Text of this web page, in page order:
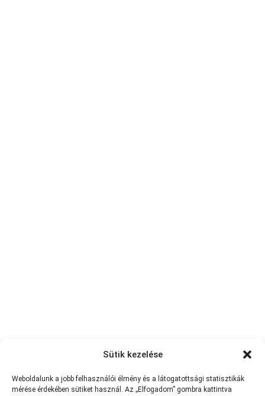
Sütik kezelése
Weboldalunk a jobb felhasználói élmény és a látogatottsági statisztikák
mérése érdekében sütiket használ. Az „Elfogadom” gombra kattintva